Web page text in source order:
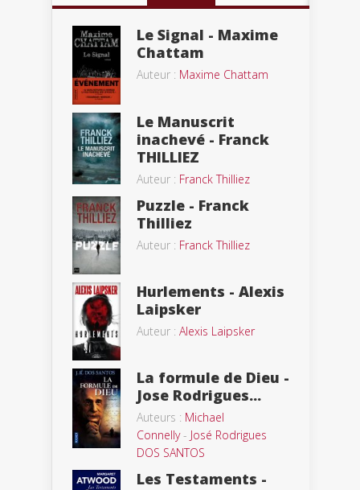
Le Signal - Maxime
Chattam
Auteur : Maxime Chattam
Le Manuscrit
inachevé - Franck
THILLIEZ
Auteur : Franck Thilliez
Puzzle - Franck
Thilliez
Auteur : Franck Thilliez
Hurlements - Alexis
Laipsker
Auteur : Alexis Laipsker
La formule de Dieu -
Jose Rodrigues...
Auteurs : Michael
Connelly- José Rodrigues
DOS SANTOS
Les Testaments -